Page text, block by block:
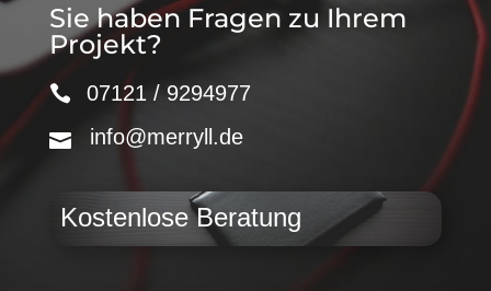
Sie haben Fragen zu Ihrem
Projekt?
07121 / 9294977
info@merryll.de
Kostenlose Beratung